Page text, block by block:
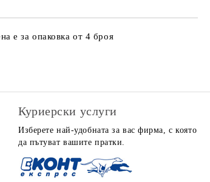
е за опаковка от 4 броя
Куриерски услуги
Изберете най-удобната за вас фирма, с която
да пътуват вашите пратки.